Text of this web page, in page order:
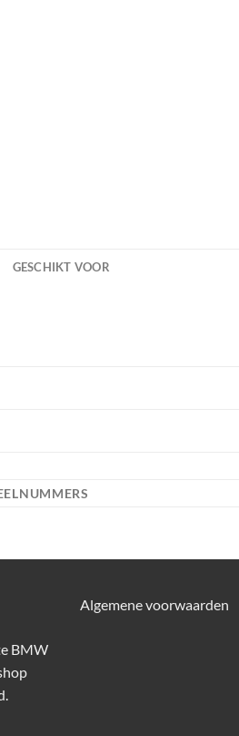
GESCHIKT VOOR
BMW
Algemene voorwaarden